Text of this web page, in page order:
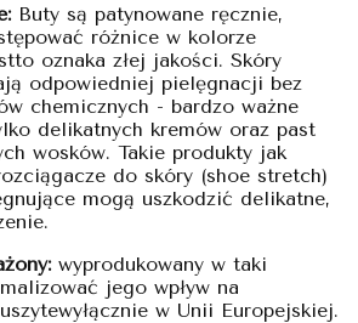
Buty są patynowane ręcznie,
różnice w kolorze
oznaka złej jakości. Skóry
odpowiedniej pielęgnacji bez
chemicznych - bardzo ważne
delikatnych kremów oraz past
wosków. Takie produkty jak
do skóry (shoe stretch)
mogą uszkodzić delikatne,
wyprodukowany w taki
jego wpływ na
w Unii Europejskiej.